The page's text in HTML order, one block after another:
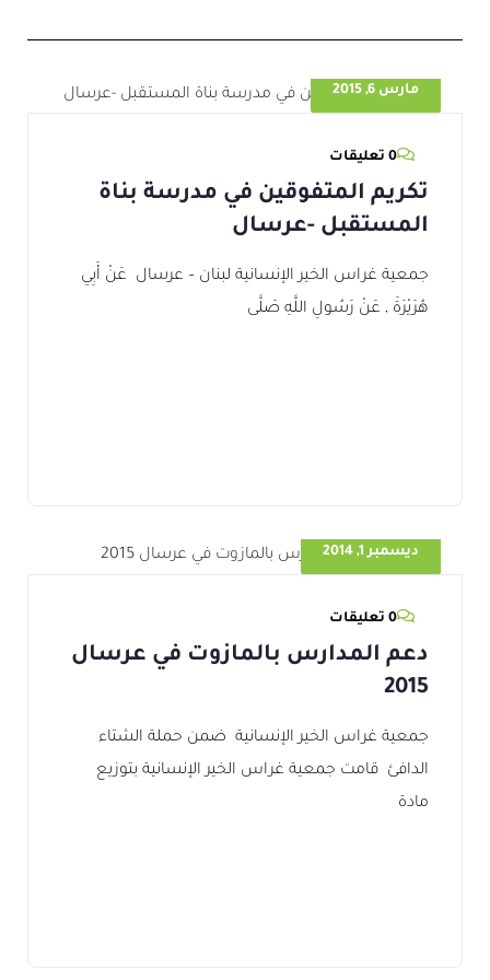
مارس 6, 2015
0 تعليقات
تكريم المتفوقين في مدرسة بناة
المستقبل -عرسال
جمعية غراس الخير الإنسانية لبنان – عرسال عَنْ أَبِي
هُرَيْرَةَ , عَنْ رَسُولِ اللَّهِ صَلَّى
ديسمبر 1, 2014
0 تعليقات
دعم المدارس بالمازوت في عرسال
2015
جمعية غراس الخير الإنسانية ضمن حملة الشتاء
الدافئ قامت جمعية غراس الخير الإنسانية بتوزيع
مادة